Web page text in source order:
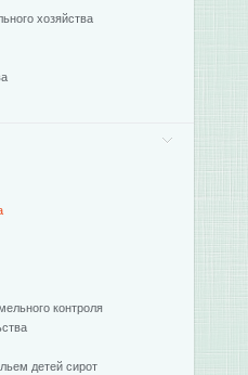
хозяйства
контроля
детей сирот